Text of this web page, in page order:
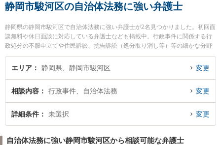
静岡市駿河区の自治体法務に強い弁護士
静岡県の静岡市駿河区で自治体法務に強い弁護士が2名見つかりました。初回面
談無料や休日面談に対応している弁護士なども掲載中。行政事件に関係する行
政処分の不服申立てや住民訴訟、抗告訴訟（処分取り消し等）等の細かな分野
での絞り込み検索もでき便利です。特に林総合法律事務所の林 克樹弁護士やあ
おば法律事務所の下大澤 健弁護士のプロフィール情報や弁護士費用、強みなど
富な近くの弁護士を検索したい』『初回相談無料で自治体法務を法律相談でき
る静岡市駿河区内の弁護士に相談予約したい』などでお困りの相談者さんにお
すすめです。
エリア 静岡県、静岡市駿河区 変更
相談内容 行政事件、自治体法務 変更
詳細条件 未選択 変更
自治体法務に強い静岡市駿河区から相談可能な弁護士